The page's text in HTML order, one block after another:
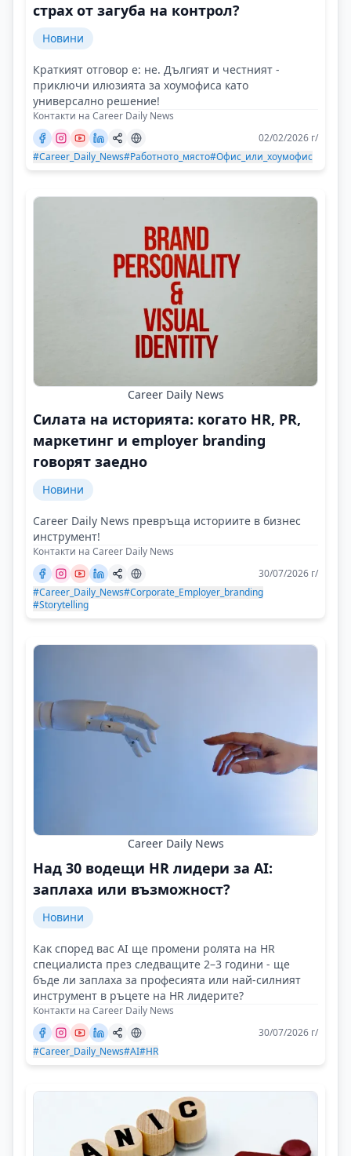
страх от загуба на контрол?
Новини
Краткият отговор е: не. Дългият и честният -
приключи илюзията за хоумофиса като
универсално решение!
Контакти на Career Daily News
02/02/2026 г/
#Career_Daily_News#Работното_място#Офис_или_хоумофис
Career Daily News
Силата на историята: когато HR, PR,
маркетинг и employer branding
говорят заедно
Новини
Career Daily News превръща историите в бизнес
инструмент!
Контакти на Career Daily News
30/07/2026 г/
#Career_Daily_News#Corporate_Employer_branding
#Storytelling
Career Daily News
Над 30 водещи HR лидери за AI:
заплаха или възможност?
Новини
Как според вас AI ще промени ролята на HR
специалиста през следващите 2–3 години - ще
бъде ли заплаха за професията или най-силният
инструмент в ръцете на HR лидерите?
Контакти на Career Daily News
30/07/2026 г/
#Career_Daily_News#AI#HR